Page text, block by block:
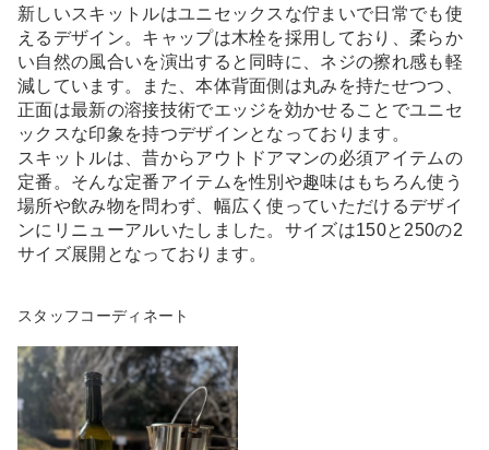
新しいスキットルはユニセックスな佇まいで日常でも使
えるデザイン。キャップは木栓を採用しており、柔らか
い自然の風合いを演出すると同時に、ネジの擦れ感も軽
減しています。また、本体背面側は丸みを持たせつつ、
正面は最新の溶接技術でエッジを効かせることでユニセ
ックスな印象を持つデザインとなっております。
スキットルは、昔からアウトドアマンの必須アイテムの
定番。そんな定番アイテムを性別や趣味はもちろん使う
場所や飲み物を問わず、幅広く使っていただけるデザイ
ンにリニューアルいたしました。サイズは150と250の2
サイズ展開となっております。
スタッフコーディネート